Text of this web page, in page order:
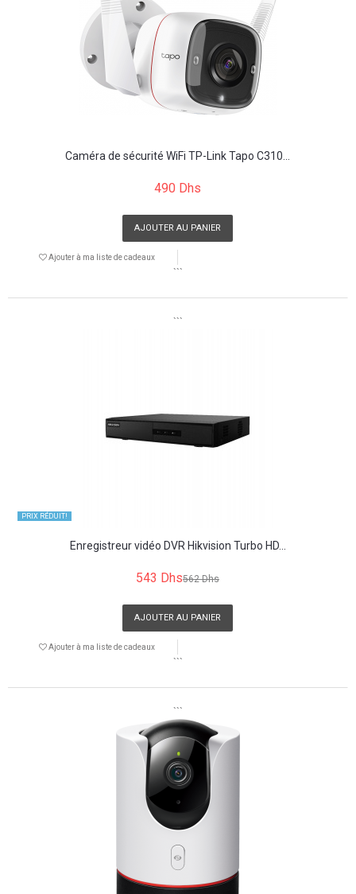
Caméra de sécurité WiFi TP-Link Tapo C310...
490 Dhs
AJOUTER AU PANIER
Ajouter à ma liste de cadeaux
```
```
Enregistreur vidéo DVR Hikvision Turbo HD...
543 Dhs562 Dhs
PRIX ​​RÉDUIT!
AJOUTER AU PANIER
Ajouter à ma liste de cadeaux
```
```